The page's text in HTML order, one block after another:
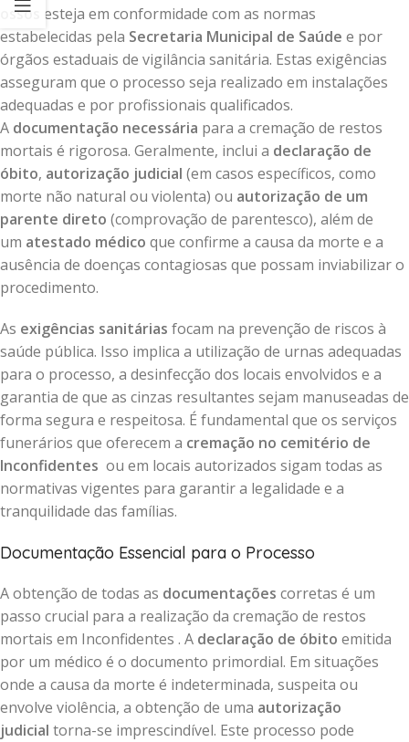
ossos
esteja em conformidade com as normas
estabelecidas pela Secretaria Municipal de Saúde e por
órgãos estaduais de vigilância sanitária. Estas exigências
asseguram que o processo seja realizado em instalações
adequadas e por profissionais qualificados.
A documentação necessária para a cremação de restos
mortais é rigorosa. Geralmente, inclui a declaração de
óbito, autorização judicial (em casos específicos, como
morte não natural ou violenta) ou autorização de um
parente direto (comprovação de parentesco), além de
um atestado médico que confirme a causa da morte e a
ausência de doenças contagiosas que possam inviabilizar o
procedimento.
As exigências sanitárias focam na prevenção de riscos à
saúde pública. Isso implica a utilização de urnas adequadas
para o processo, a desinfecção dos locais envolvidos e a
garantia de que as cinzas resultantes sejam manuseadas de
forma segura e respeitosa. É fundamental que os serviços
funerários que oferecem a cremação no cemitério de
Inconfidentes ou em locais autorizados sigam todas as
normativas vigentes para garantir a legalidade e a
tranquilidade das famílias.
Documentação Essencial para o Processo
A obtenção de todas as documentações corretas é um
passo crucial para a realização da cremação de restos
mortais em Inconfidentes . A declaração de óbito emitida
por um médico é o documento primordial. Em situações
onde a causa da morte é indeterminada, suspeita ou
envolve violência, a obtenção de uma autorização
judicial torna-se imprescindível. Este processo pode